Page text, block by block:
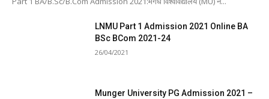
LNMU Part 1 Admission 2021 Online BA
BSc BCom 2021-24
26/04/2021
Munger University PG Admission 2021 –